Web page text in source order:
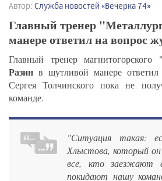
Автор: Служба новостей «Вечерка 74»
Главный тренер
манере ответил на вопрос
Главный тренер магнитогорского
Разин в шутливой манере
Сергея Толчинского пока не
команде.
"Ситуация такая:
Хлыстова, который
все, кто
покидают нашу